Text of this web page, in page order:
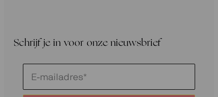
Schrijf je in voor onze nieuwsbrief
Schrijf
je